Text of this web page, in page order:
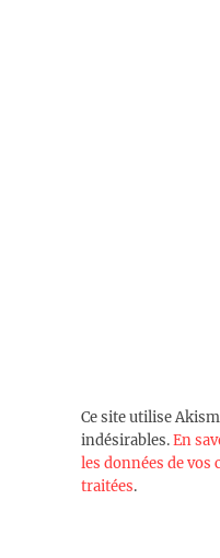
Ce site utilise
indésirables.En
les données de
traitées.